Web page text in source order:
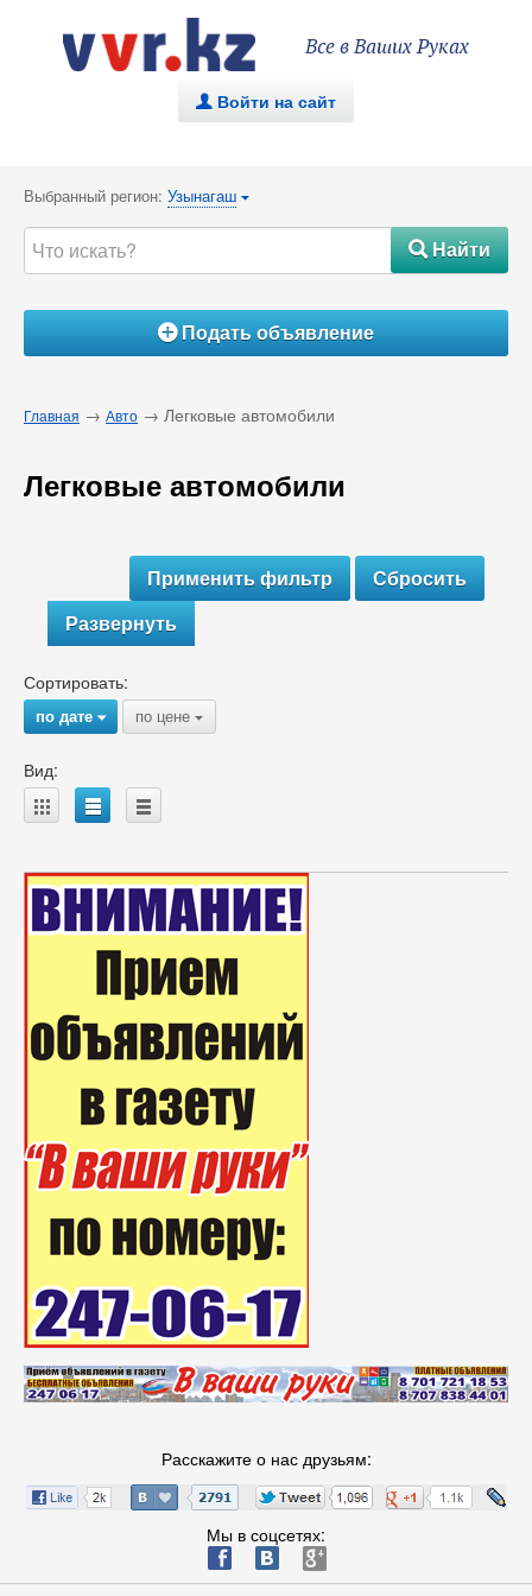
Все в Ваших Руках
. Войти на сайт
Выбранный регион: Узынагаш {
#Найти
ÁПодать объявление
Главная → Авто → Легковые автомобили
Легковые автомобили
Развернуть
Сортировать:
по дате{ по цене {
Вид:
A B C
Расскажите о нас друзьям:
Мы в соцсетях:
ä æ è